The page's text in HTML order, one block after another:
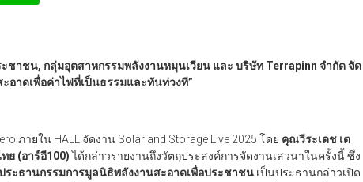
ชาชน, กลุ่มอุตสาหกรรมพลังงานหมุนเวียน และ บริษัท Terrapinn จำกัด จัด
อาดเพื่อค่าไฟที่เป็นธรรมและทันท่วงที”
ภายใน HALL จัดงาน Solar and Storage Live 2025 โดย คุณวีระเดช เต
ย (อาร์อี100)ได้กล่าวรายงานถึงวัตถุประสงค์การจัดงานเสวนาในครั้งนี้ ซึ่ง
ะธานกรรมการมูลนิธิพลังงานสะอาดเพื่อประชาชน เป็นประธานกล่าวเปิด